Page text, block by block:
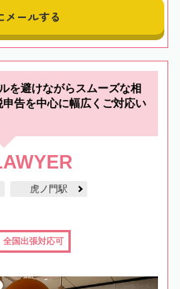
メールする
を避けながらスムーズな相
告を中心に幅広くご対応い
虎ノ門駅
全国出張対応可